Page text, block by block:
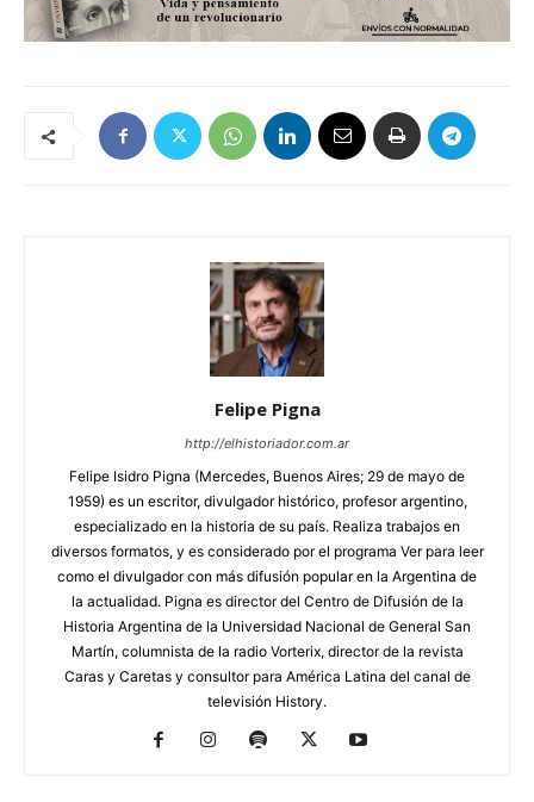
Felipe Pigna
http://elhistoriador.com.ar
Felipe Isidro Pigna (Mercedes, Buenos Aires; 29 de mayo de
1959) es un escritor, divulgador histórico, profesor argentino,
especializado en la historia de su país. Realiza trabajos en
diversos formatos, y es considerado por el programa Ver para leer
como el divulgador con más difusión popular en la Argentina de
la actualidad. Pigna es director del Centro de Difusión de la
Historia Argentina de la Universidad Nacional de General San
Martín, columnista de la radio Vorterix, director de la revista
Caras y Caretas y consultor para América Latina del canal de
televisión History.